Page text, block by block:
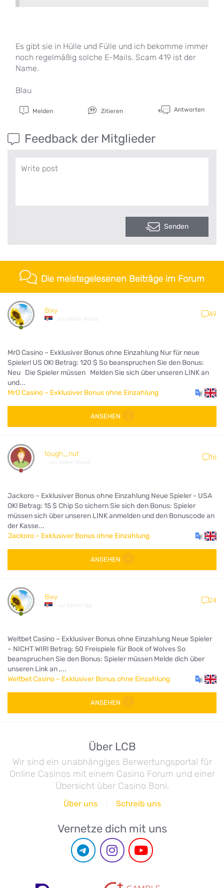
Es gibt sie in Hülle und Fülle und ich bekomme immer
noch regelmäßig solche E-Mails. Scam 419 ist der
Name.
Blau
Melden Zitieren Antworten
Feedback der Mitglieder
Senden
Die meistegelesenen Beiträge im Forum
Bixy
vor einem Monat
49
MrO Casino – Exklusiver Bonus ohne Einzahlung Nur für neue
Spieler! US OK! Betrag: 120 $ So beanspruchen Sie den Bonus:
Neu Die Spieler müssen Melden Sie sich über unseren LINK an
und...
MrO Casino – Exklusiver Bonus ohne Einzahlung
ANSEHEN
tough_nut
vor einem Monat
16
Jackoro – Exklusiver Bonus ohne Einzahlung Neue Spieler - USA
OK! Betrag: 15 $ Chip So sichern Sie sich den Bonus: Spieler
müssen sich über unseren LINK anmelden und den Bonuscode an
der Kasse...
Jackoro – Exklusiver Bonus ohne Einzahlung
ANSEHEN
Bixy
vor einem Tag
24
Weltbet Casino – Exklusiver Bonus ohne Einzahlung Neue Spieler
– NICHT WIR! Betrag: 50 Freispiele für Book of Wolves So
beanspruchen Sie den Bonus: Spieler müssen Melde dich über
unseren Link an ,...
Weltbet Casino – Exklusiver Bonus ohne Einzahlung
ANSEHEN
Über LCB
Wir sind ein unabhängiges Berwertungsportal für
Online Casinos mit einem Casino Forum und einer
Übersicht über Casino Boni.
Über uns Schreib uns
Vernetze dich mit uns